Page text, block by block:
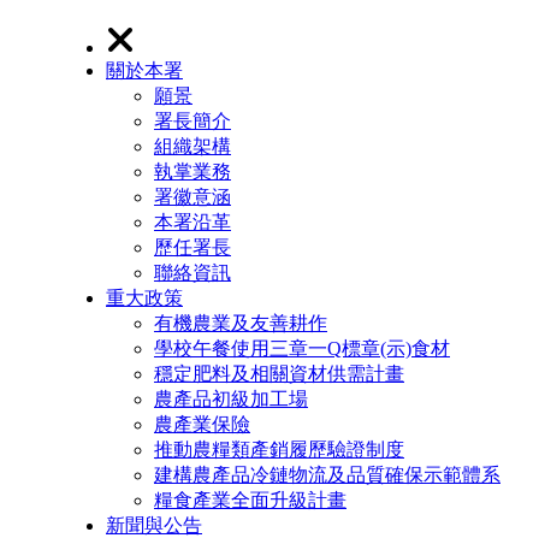
關於本署
願景
署長簡介
組織架構
執掌業務
署徽意涵
本署沿革
歷任署長
聯絡資訊
重大政策
有機農業及友善耕作
學校午餐使用三章一Q標章(示)食材
穩定肥料及相關資材供需計畫
農產品初級加工場
農產業保險
推動農糧類產銷履歷驗證制度
建構農產品冷鏈物流及品質確保示範體系
糧食產業全面升級計畫
新聞與公告